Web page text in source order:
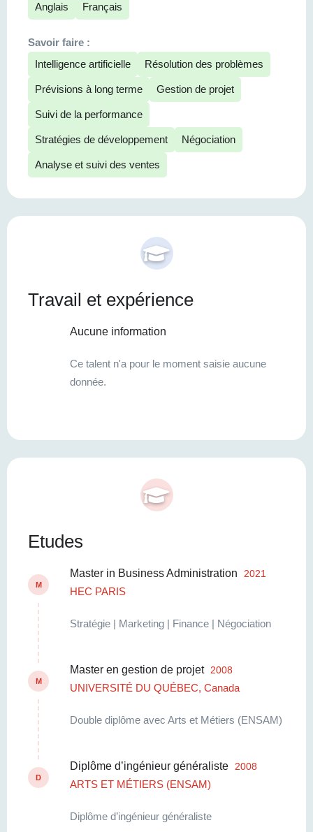
Anglais
Français
Savoir faire :
Intelligence artificielle
Résolution des problèmes
Prévisions à long terme Gestion de projet
Suivi de la performance
Stratégies de développement Négociation
Analyse et suivi des ventes
Travail et expérience
Aucune information
Ce talent n'a pour le moment saisie aucune
donnée.
Etudes
M
Master in Business Administration 2021
HEC PARIS
Stratégie | Marketing | Finance | Négociation
M
Master en gestion de projet 2008
UNIVERSITÉ DU QUÉBEC, Canada
Double diplôme avec Arts et Métiers (ENSAM)
D
Diplôme d’ingénieur généraliste 2008
ARTS ET MÉTIERS (ENSAM)
Diplôme d’ingénieur généraliste